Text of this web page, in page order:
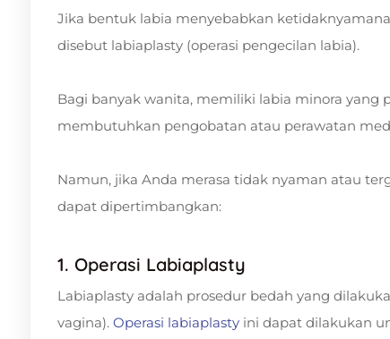
Jika bentuk labia menyebabkan
disebut labiaplasty (operasi pengecilan labia).
Bagi banyak wanita, memiliki labia minora yang
membutuhkan pengobatan atau perawatan
Namun, jika Anda merasa tidak nyaman atau
dapat dipertimbangkan:
1. Operasi Labiaplasty
Labiaplasty adalah prosedur bedah yang
vagina). Operasi labiaplasty ini dapat dilakukan